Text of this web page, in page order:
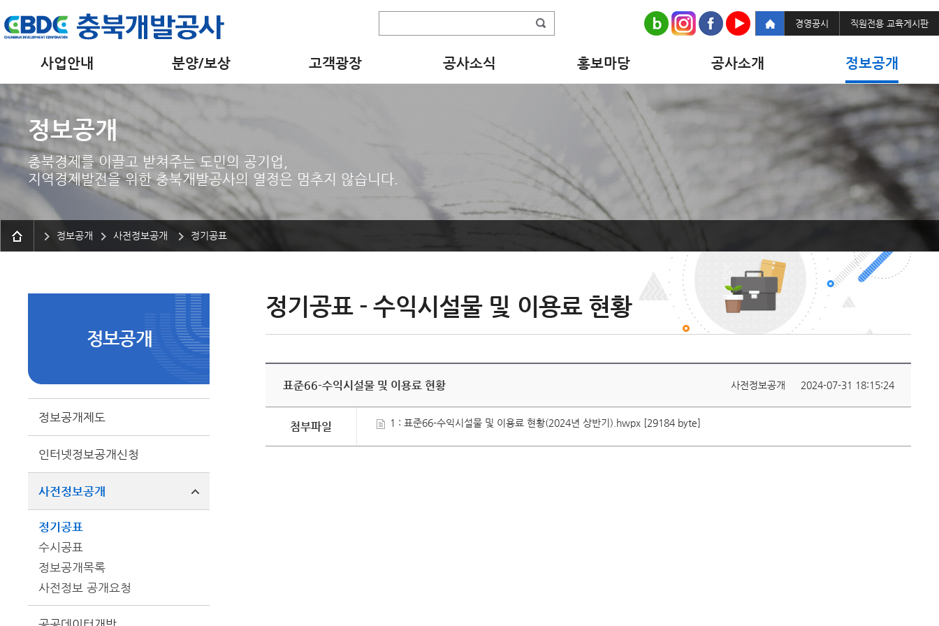
경영공시 직원전용 교육게시판
사업안내 분양/보상 고객광장 공사소식 홍보마당 공사소개 정보공개
정보공개
충북경제를 이끌고 받쳐주는 도민의 공기업,
지역경제발전을 위한 충북개발공사의 열정은 멈추지 않습니다.
정보공개 사전정보공개 정기공표
정보공개
정보공개제도
인터넷정보공개신청
사전정보공개
정기공표
수시공표
정보공개목록
사전정보 공개요청
정기공표 - 수익시설물 및 이용료 현황
표준66-수익시설물 및 이용료 현황 사전정보공개 2024-07-31 18:15:24
첨부파일 1 : 표준66-수익시설물 및 이용료 현황(2024년 상반기).hwpx [29184 byte]